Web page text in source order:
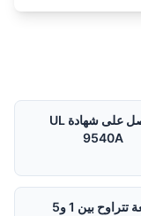
حاصل على شهادة UL
9540A
سعة تتراوح بين 1 و5